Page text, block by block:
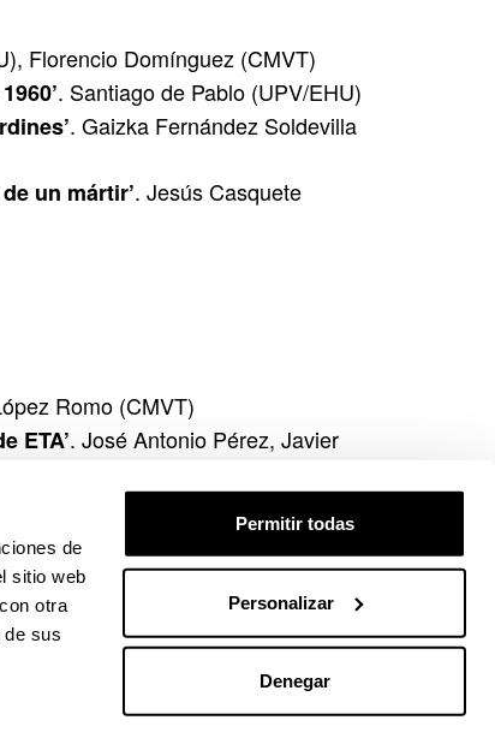
de
sitio web
otra
de sus
Permitir todas
Personalizar
Denegar
Florencio Domínguez (CMVT)
. Santiago de Pablo (UPV/EHU)
. Gaizka Fernández Soldevilla
un mártir’. Jesús Casquete
Romo (CMVT)
ETA’. José Antonio Pérez, Javier
Ramos (Universidad de Navarra)